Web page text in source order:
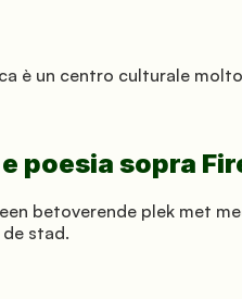
è un centro culturale
poesia sopra
betoverende plek met
stad.